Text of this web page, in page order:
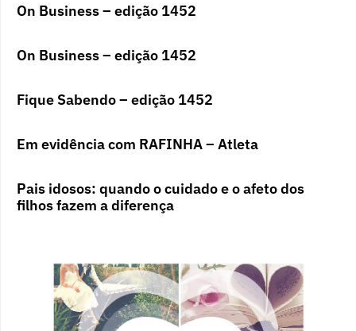
On Business – edição 1452
On Business – edição 1452
Fique Sabendo – edição 1452
Em evidência com RAFINHA – Atleta
Pais idosos: quando o cuidado e o afeto dos
filhos fazem a diferença